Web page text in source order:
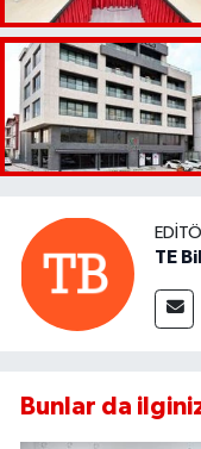
TE
Bunlar da